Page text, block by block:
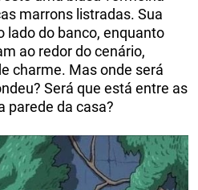
marrons listradas. Sua
lado do banco, enquanto
ao redor do cenário,
charme. Mas onde será
Será que está entre as
parede da casa?